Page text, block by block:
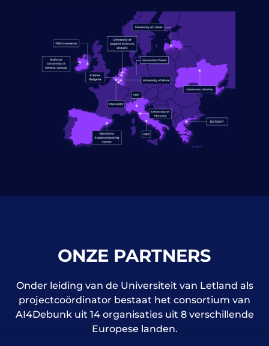
ONZE PARTNERS
Onder leiding van de Universiteit van Letland als
projectcoördinator bestaat het consortium van
AI4Debunk uit 14 organisaties uit 8 verschillende
Europese landen.